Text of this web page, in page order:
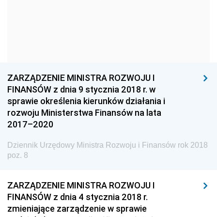
Konsumentów
Dziennik Urzędowy Ministra Pracy i Polityki
Społecznej
Dziennik Urzędowy Ministra Spraw Zagranicznych
Dziennik Urzędowy Urzędu Lotnictwa Cywilnego
Dziennik Urzędowy Komisji Nadzoru Finansowego
Przemysłu Maszynowego
Dziennik Urzędowy Ministerstwa Zdrowia i Opieki
Społecznej
ZARZĄDZENIE MINISTRA ROZWOJU I
FINANSÓW z dnia 9 stycznia 2018 r. w
sprawie określenia kierunków działania i
rozwoju Ministerstwa Finansów na lata
2017–2020
Dziennik Urzędowy Ministra Rozwoju i Finansów rok 2018
poz. 8
ZARZĄDZENIE MINISTRA ROZWOJU I
FINANSÓW z dnia 4 stycznia 2018 r.
zmieniające zarządzenie w sprawie